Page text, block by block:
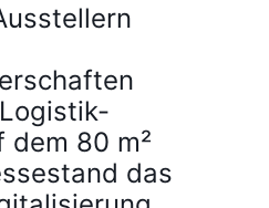
dem 80 m²
das